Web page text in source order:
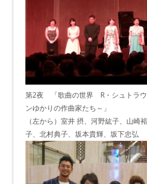
第2夜 「歌曲の世界 R・シュトラウ
ンゆかりの作曲家たち～」
（左から）室井 摂、河野紘子、山崎
子、北村典子、坂本貴輝、坂下忠弘